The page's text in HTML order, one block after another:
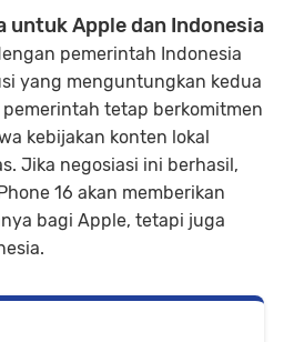
untuk Apple dan Indonesia
pemerintah Indonesia
yang menguntungkan kedua
pemerintah tetap berkomitmen
kebijakan konten lokal
Jika negosiasi ini berhasil,
16 akan memberikan
bagi Apple, tetapi juga